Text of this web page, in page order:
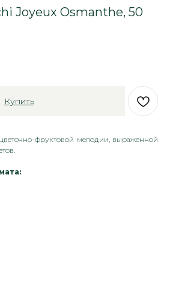
Joyeux Osmanthe, 50
Купить
фруктовой мелодии, выраженной